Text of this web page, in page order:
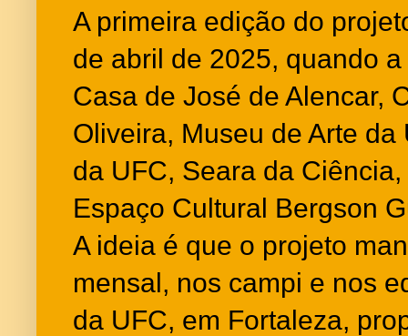
A primeira edição do
de abril de 2025, quando
Casa de José de Alencar,
Oliveira, Museu de Arte
da UFC, Seara da
Espaço Cultural Bergson
A ideia é que o projeto
mensal, nos campi e nos
da UFC, em Fortaleza,